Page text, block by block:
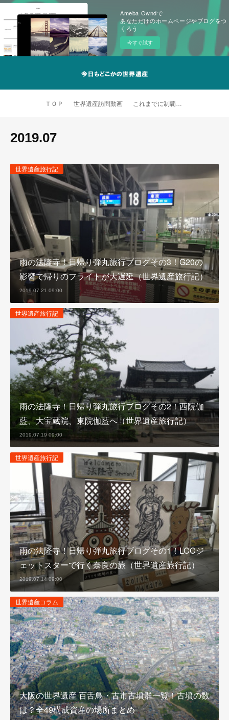
Ameba Owndで
あなただけのホームページやブログをつ
くろう
今すぐ試す
ＴＯＰ 世界遺産訪問動画 これまでに制覇した世界遺産
2019.07
世界遺産旅行記
雨の法隆寺！日帰り弾丸旅行ブログその3！G20の
影響で帰りのフライトが大遅延（世界遺産旅行記）
2019.07.21 09:00
世界遺産旅行記
雨の法隆寺！日帰り弾丸旅行ブログその2！西院伽
藍、大宝蔵院、東院伽藍へ（世界遺産旅行記）
2019.07.19 09:00
世界遺産旅行記
雨の法隆寺！日帰り弾丸旅行ブログその1！LCCジ
ェットスターで行く奈良の旅（世界遺産旅行記）
2019.07.14 09:00
世界遺産コラム
大阪の世界遺産 百舌鳥・古市古墳群一覧！古墳の数
は？全49構成資産の場所まとめ